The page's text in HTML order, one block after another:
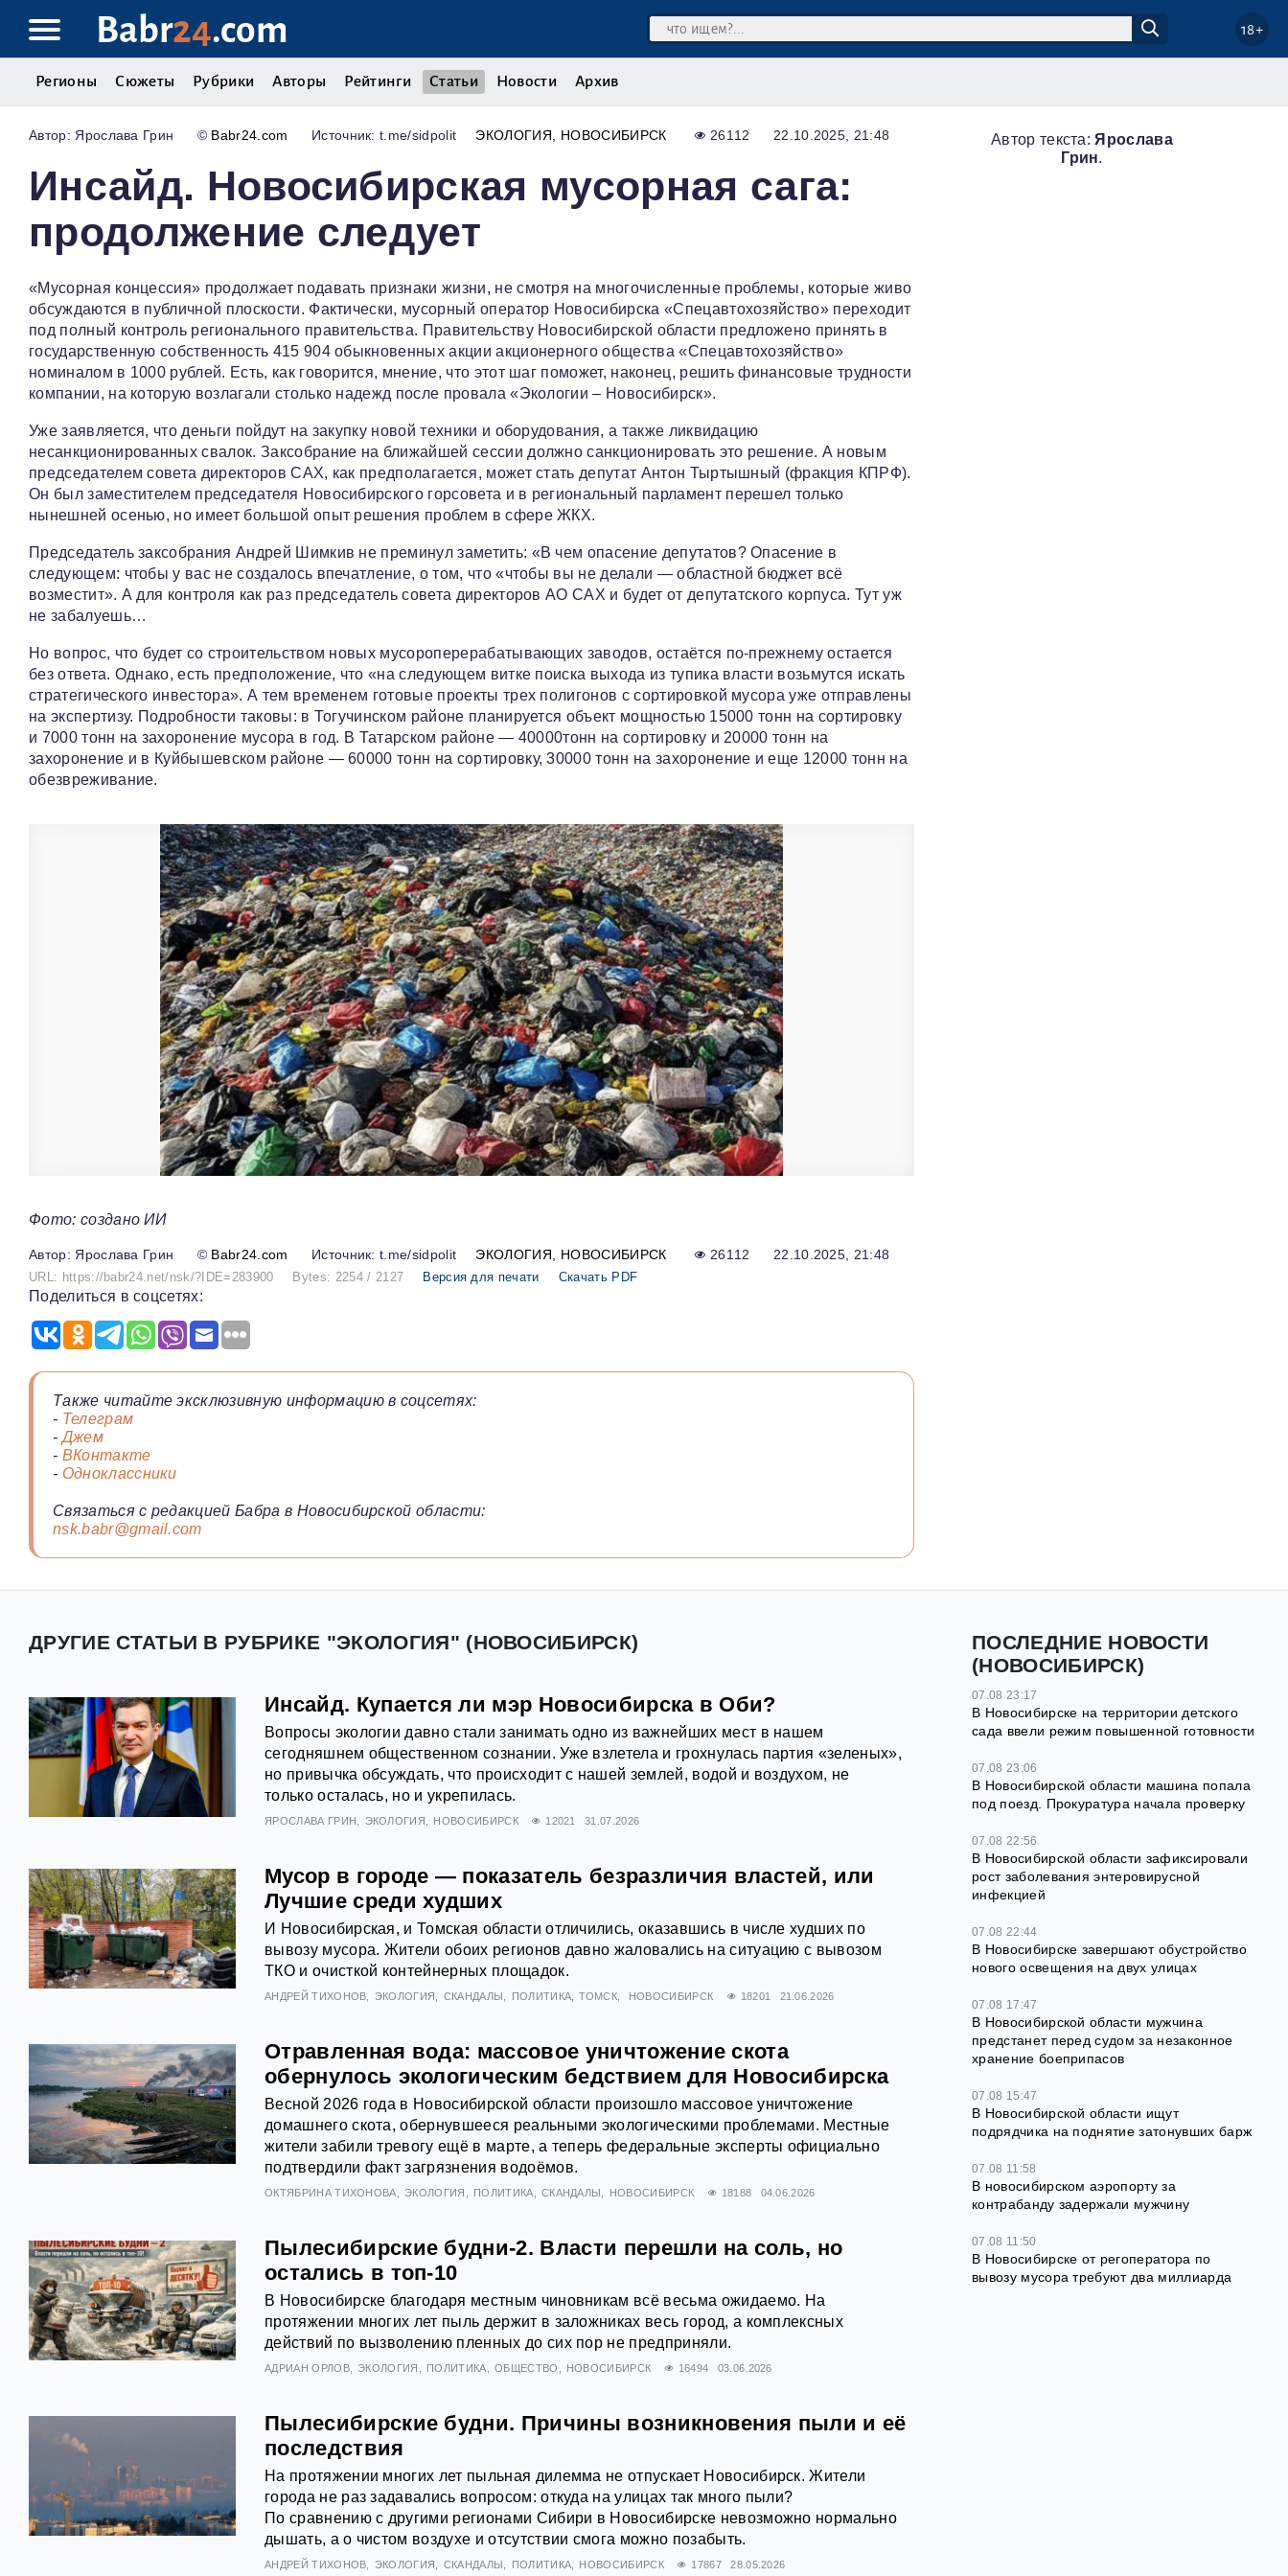
Babr24.com 18+
Регионы Сюжеты Рубрики Авторы Рейтинги Статьи Новости Архив
Ярослава Грин © Babr24.com Источник: t.me/sidpolit ЭКОЛОГИЯ НОВОСИБИРСК 26112 22.10.2025, 21:48
Инсайд. Новосибирская мусорная сага:
продолжение следует
«Мусорная концессия» продолжает подавать признаки жизни, не смотря на многочисленные проблемы, которые живо
обсуждаются в публичной плоскости. Фактически, мусорный оператор Новосибирска «Спецавтохозяйство» переходит
под полный контроль регионального правительства. Правительству Новосибирской области предложено принять в
государственную собственность 415 904 обыкновенных акции акционерного общества «Спецавтохозяйство»
номиналом в 1000 рублей. Есть, как говорится, мнение, что этот шаг поможет, наконец, решить финансовые трудности
компании, на которую возлагали столько надежд после провала «Экологии – Новосибирск».
Уже заявляется, что деньги пойдут на закупку новой техники и оборудования, а также ликвидацию
несанкционированных свалок. Заксобрание на ближайшей сессии должно санкционировать это решение. А новым
председателем совета директоров САХ, как предполагается, может стать депутат Антон Тыртышный (фракция КПРФ).
Он был заместителем председателя Новосибирского горсовета и в региональный парламент перешел только
нынешней осенью, но имеет большой опыт решения проблем в сфере ЖКХ.
Председатель заксобрания Андрей Шимкив не преминул заметить: «В чем опасение депутатов? Опасение в
следующем: чтобы у вас не создалось впечатление, о том, что «чтобы вы не делали — областной бюджет всё
возместит». А для контроля как раз председатель совета директоров АО САХ и будет от депутатского корпуса. Тут уж
не забалуешь…
Но вопрос, что будет со строительством новых мусороперерабатывающих заводов, остаётся по-прежнему остается
без ответа. Однако, есть предположение, что «на следующем витке поиска выхода из тупика власти возьмутся искать
стратегического инвестора». А тем временем готовые проекты трех полигонов с сортировкой мусора уже отправлены
на экспертизу. Подробности таковы: в Тогучинском районе планируется объект мощностью 15000 тонн на сортировку
и 7000 тонн на захоронение мусора в год. В Татарском районе — 40000тонн на сортировку и 20000 тонн на
захоронение и в Куйбышевском районе — 60000 тонн на сортировку, 30000 тонн на захоронение и еще 12000 тонн на
обезвреживание.
Фото: создано ИИ
Ярослава Грин © Babr24.com Источник: t.me/sidpolit ЭКОЛОГИЯ НОВОСИБИРСК 26112 22.10.2025, 21:48
URL: https://babr24.net/nsk/?IDE=283900 Bytes: 2254 / 2127 Версия для печати Скачать PDF
Поделиться в соцсетях:
Также читайте эксклюзивную информацию в соцсетях:
- Телеграм
-Джем
- ВКонтакте
- Одноклассники
Связаться с редакцией Бабра в Новосибирской области:
nsk.babr@gmail.com
Автор текста:Ярослава
Грин.
ДРУГИЕ СТАТЬИ В РУБРИКЕ "ЭКОЛОГИЯ" (НОВОСИБИРСК)
Инсайд. Купается ли мэр Новосибирска в Оби?
Вопросы экологии давно стали занимать одно из важнейших мест в нашем
сегодняшнем общественном сознании. Уже взлетела и грохнулась партия «зеленых»,
но привычка обсуждать, что происходит с нашей землей, водой и воздухом, не
только осталась, но и укрепилась.
ЯРОСЛАВА ГРИН ЭКОЛОГИЯ НОВОСИБИРСК 12021 31.07.2026
Мусор в городе — показатель безразличия властей, или
Лучшие среди худших
И Новосибирская, и Томская области отличились, оказавшись в числе худших по
вывозу мусора. Жители обоих регионов давно жаловались на ситуацию с вывозом
ТКО и очисткой контейнерных площадок.
АНДРЕЙ ТИХОНОВ ЭКОЛОГИЯ СКАНДАЛЫ ПОЛИТИКА ТОМСК НОВОСИБИРСК 18201 21.06.2026
Отравленная вода: массовое уничтожение скота
обернулось экологическим бедствием для Новосибирска
Весной 2026 года в Новосибирской области произошло массовое уничтожение
домашнего скота, обернувшееся реальными экологическими проблемами. Местные
жители забили тревогу ещё в марте, а теперь федеральные эксперты официально
подтвердили факт загрязнения водоёмов.
ОКТЯБРИНА ТИХОНОВА ЭКОЛОГИЯ ПОЛИТИКА СКАНДАЛЫ НОВОСИБИРСК 18188 04.06.2026
Пылесибирские будни-2. Власти перешли на соль, но
остались в топ-10
В Новосибирске благодаря местным чиновникам всё весьма ожидаемо. На
протяжении многих лет пыль держит в заложниках весь город, а комплексных
действий по вызволению пленных до сих пор не предприняли.
АДРИАН ОРЛОВ ЭКОЛОГИЯ ПОЛИТИКА ОБЩЕСТВО НОВОСИБИРСК 16494 03.06.2026
Пылесибирские будни. Причины возникновения пыли и её
последствия
На протяжении многих лет пыльная дилемма не отпускает Новосибирск. Жители
города не раз задавались вопросом: откуда на улицах так много пыли?
По сравнению с другими регионами Сибири в Новосибирске невозможно нормально
дышать, а о чистом воздухе и отсутствии смога можно позабыть.
АНДРЕЙ ТИХОНОВ ЭКОЛОГИЯ СКАНДАЛЫ ПОЛИТИКА НОВОСИБИРСК 17867 28.05.2026
ПОСЛЕДНИЕ НОВОСТИ
(НОВОСИБИРСК)
07.08 23:17
В Новосибирске на территории детского
сада ввели режим повышенной готовности
07.08 23:06
В Новосибирской области машина попала
под поезд. Прокуратура начала проверку
07.08 22:56
В Новосибирской области зафиксировали
рост заболевания энтеровирусной
инфекцией
07.08 22:44
В Новосибирске завершают обустройство
нового освещения на двух улицах
07.08 17:47
В Новосибирской области мужчина
предстанет перед судом за незаконное
хранение боеприпасов
07.08 15:47
В Новосибирской области ищут
подрядчика на поднятие затонувших барж
07.08 11:58
В новосибирском аэропорту за
контрабанду задержали мужчину
07.08 11:50
В Новосибирске от регоператора по
вывозу мусора требуют два миллиарда